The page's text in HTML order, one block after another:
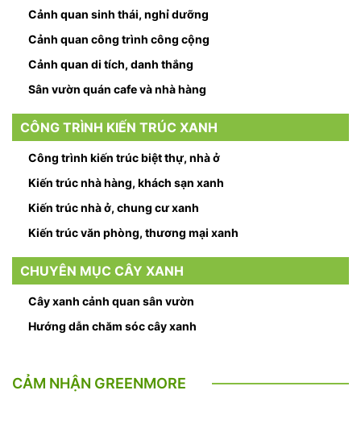
Cảnh quan sinh thái, nghỉ dưỡng
Cảnh quan công trình công cộng
Cảnh quan di tích, danh thắng
Sân vườn quán cafe và nhà hàng
CÔNG TRÌNH KIẾN TRÚC XANH
Công trình kiến trúc biệt thự, nhà ở
Kiến trúc nhà hàng, khách sạn xanh
Kiến trúc nhà ở, chung cư xanh
Kiến trúc văn phòng, thương mại xanh
CHUYÊN MỤC CÂY XANH
Cây xanh cảnh quan sân vườn
Hướng dẫn chăm sóc cây xanh
CẢM NHẬN GREENMORE